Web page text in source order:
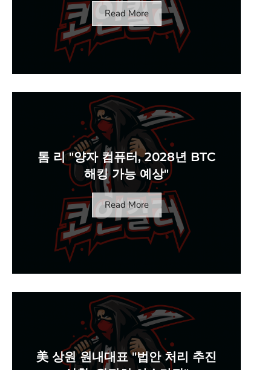
Read More
톰 리 "양자 컴퓨터, 2028년 BTC
해킹 가능 예상"
Read More
美 상원 원내대표 "법안 처리 추진